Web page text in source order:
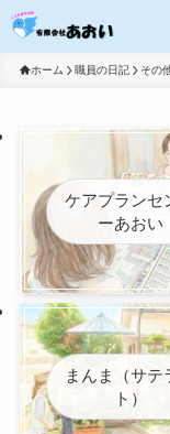
ホーム 職員の日記 その
ケアプランセ
ーあおい
まんま（サテ
ト）